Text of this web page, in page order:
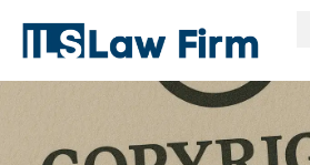
content